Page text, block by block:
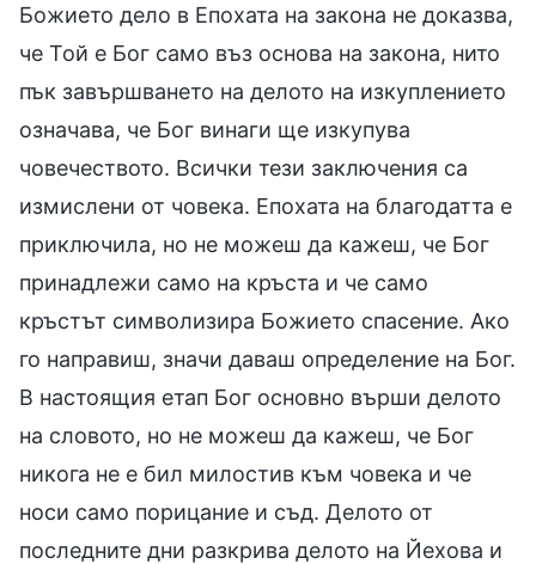
Божието дело в Епохата на закона не доказва,
че Той е Бог само въз основа на закона, нито
пък завършването на делото на изкуплението
означава, че Бог винаги ще изкупува
човечеството. Всички тези заключения са
измислени от човека. Епохата на благодатта е
приключила, но не можеш да кажеш, че Бог
принадлежи само на кръста и че само
кръстът символизира Божието спасение. Ако
го направиш, значи даваш определение на Бог.
В настоящия етап Бог основно върши делото
на словото, но не можеш да кажеш, че Бог
никога не е бил милостив към човека и че
носи само порицание и съд. Делото от
последните дни разкрива делото на Йехова и